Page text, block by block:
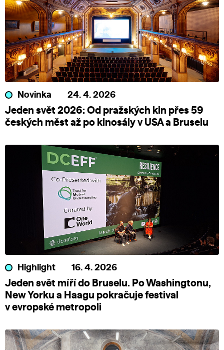
Novinka 24. 4. 2026
Jeden svět 2026: Od pražských kin přes 59
českých měst až po kinosály v USA a Bruselu
Highlight 16. 4. 2026
Jeden svět míří do Bruselu. Po Washingtonu,
New Yorku a Haagu pokračuje festival
v evropské metropoli